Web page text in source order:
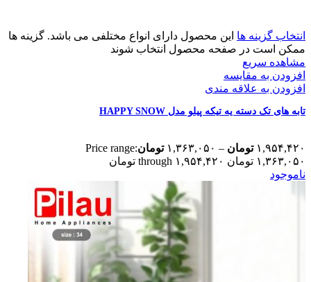
انتخاب گزینه ها این محصول دارای انواع مختلفی می باشد. گزینه ها
ممکن است در صفحه محصول انتخاب شوند
مشاهده سریع
افزودن به مقایسه
افزودن به علاقه مندی
تابه های تک دسته یه تیکه پیلو مدل HAPPY SNOW
۱,۹۵۴,۴۲۰ تومان – ۱,۳۶۳,۰۵۰ تومانPrice range:
۱,۳۶۳,۰۵۰ تومان through ۱,۹۵۴,۴۲۰ تومان
ناموجود